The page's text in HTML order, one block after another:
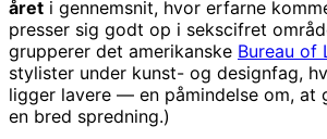
året i gennemsnit, hvor erfarne
presser sig godt op i sekscifret
grupperer det amerikanske Bureau of
stylister under kunst- og designfag,
ligger lavere — en påmindelse om, at
en bred spredning.)